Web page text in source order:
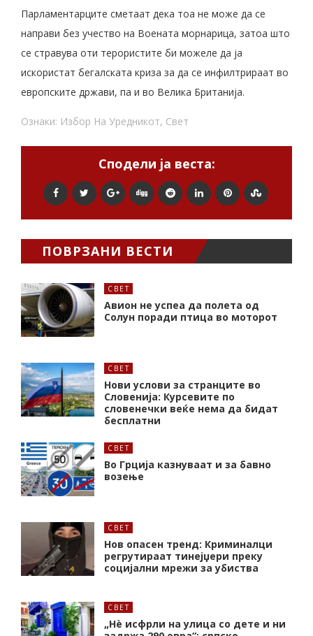
Парламентарците сметаат дека тоа не може да се
направи без учество на Воената морнарица, затоа што
се стравува оти терористите би можеле да ја
искористат бегалската криза за да се инфилтрираат во
европските држави, па и во Велика Британија.
Ознаки: Избор На Уредникот, Свет
Сподели ја веста:
ПОВРЗАНИ ВЕСТИ
СВЕТ
Авион не успеа да полета од
Солун поради птица во моторот
СВЕТ
Нови услови за странците во
Словенија: Курсевите по
словенечки веќе нема да бидат
бесплатни
СВЕТ
Во Грција казнуваат и за бавно
возење
СВЕТ
Нов опасен тренд: Криминалци
регрутираат тинејџери преку
социјални мрежи за убиства
СВЕТ
„Нѐ исфрли на улица со дете и ни